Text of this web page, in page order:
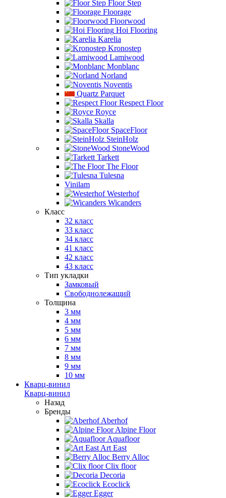
Floor Step
Floorage
Floorwood
Hoi Flooring
Karelia
Kronostep
Lamiwood
Monblanc
Norland
Noventis
Quartz Parquet
Respect Floor
Royce
Skalla
SpaceFloor
SteinHolz
StoneWood
Tarkett
The Floor
Tulesna
Vinilam
Westerhof
Wicanders
Класс
32 класс
33 класс
34 класс
41 класс
42 класс
43 класс
Тип укладки
Замковый
Свободнолежащий
Толщина
3 мм
4 мм
5 мм
6 мм
7 мм
8 мм
9 мм
10 мм
Кварц-винил
Кварц-винил
Назад
Бренды
Aberhof
Alpine Floor
Aquafloor
Art East
Berry Alloc
Clix floor
Decoria
Ecoclick
Egger